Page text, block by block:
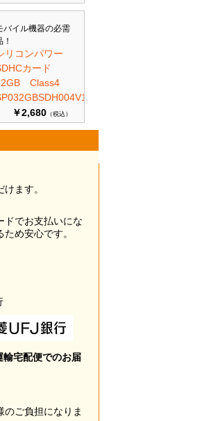
バイル機器の必需
！
リコンパワー
カード
Class4
￥2,680 （税込）
ます。
でお支払いにな
め安心です。
宅配便でのお届
のご負担になりま